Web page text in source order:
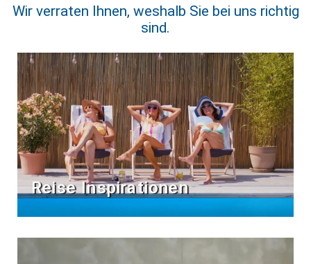
Wir verraten Ihnen, weshalb Sie bei uns richtig
sind.
Reise Inspirationen